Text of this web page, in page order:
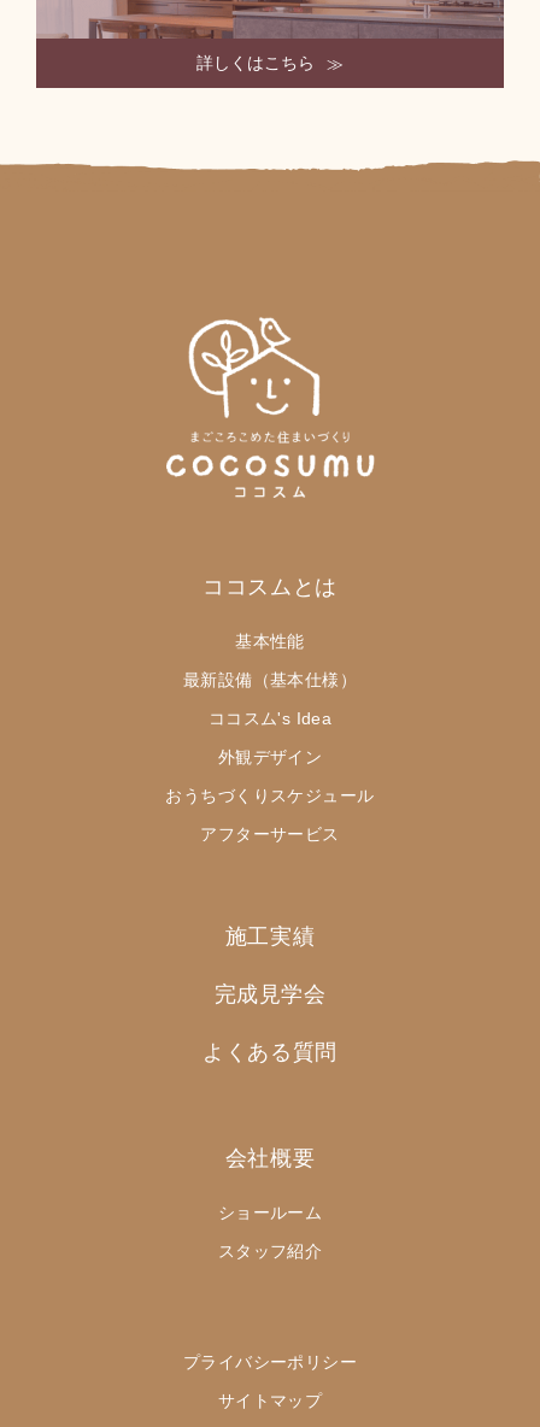
詳しくはこちら
ココスムとは
基本性能
最新設備（基本仕様）
ココスム's Idea
外観デザイン
おうちづくりスケジュール
アフターサービス
施工実績
完成見学会
よくある質問
会社概要
ショールーム
スタッフ紹介
プライバシーポリシー
サイトマップ